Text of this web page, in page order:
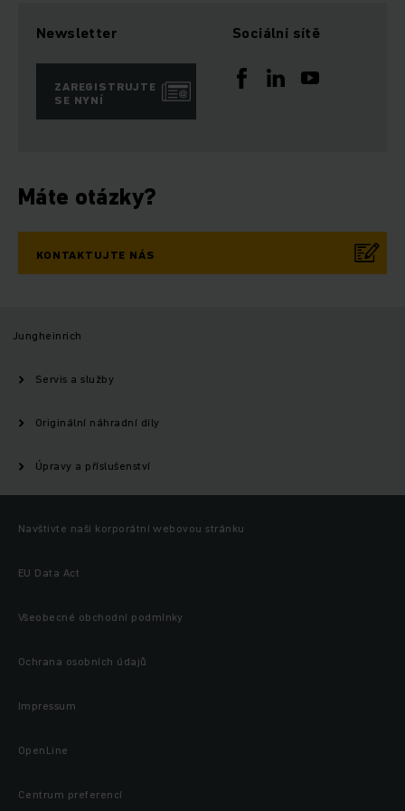
Newsletter
ZAREGISTRUJTE
SE NYNÍ
Sociální sítě
Máte otázky?
KONTAKTUJTE NÁS
Jungheinrich
Servis a služby
Originální náhradní díly
Úpravy a příslušenství
Navštivte naši korporátní webovou stránku
EU Data Act
Všeobecné obchodní podmínky
Ochrana osobních údajů
Impressum
OpenLine
Centrum preferencí